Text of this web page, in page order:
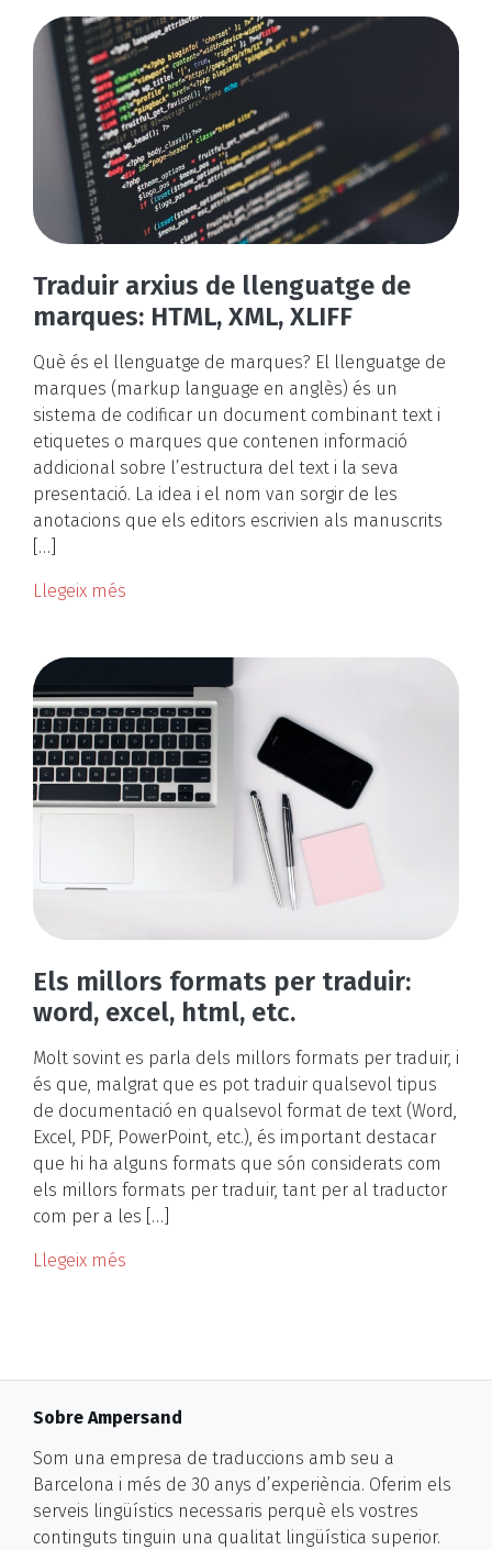
Traduir arxius de llenguatge de
marques: HTML, XML, XLIFF
Què és el llenguatge de marques? El llenguatge de
marques (markup language en anglès) és un
sistema de codificar un document combinant text i
etiquetes o marques que contenen informació
addicional sobre l’estructura del text i la seva
presentació. La idea i el nom van sorgir de les
anotacions que els editors escrivien als manuscrits
[…]
Llegeix més
Els millors formats per traduir:
word, excel, html, etc.
Molt sovint es parla dels millors formats per traduir, i
és que, malgrat que es pot traduir qualsevol tipus
de documentació en qualsevol format de text (Word,
Excel, PDF, PowerPoint, etc.), és important destacar
que hi ha alguns formats que són considerats com
els millors formats per traduir, tant per al traductor
com per a les […]
Llegeix més
Sobre Ampersand
Som una empresa de traduccions amb seu a
Barcelona i més de 30 anys d’experiència. Oferim els
serveis lingüístics necessaris perquè els vostres
continguts tinguin una qualitat lingüística superior.